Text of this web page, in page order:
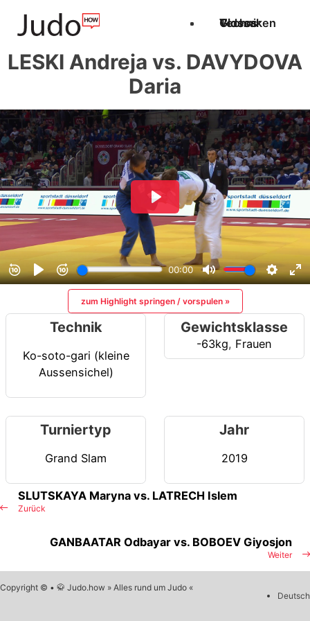
Techniken
Videos
Glossar
LESKI Andreja vs. DAVYDOVA
Daria
zum Highlight springen / vorspulen »
Technik
Ko-soto-gari (kleine
Aussensichel)
Gewichtsklasse
-63kg, Frauen
Turniertyp
Grand Slam
Jahr
2019
Zurück
SLUTSKAYA Maryna vs. LATRECH Islem
Weiter
GANBAATAR Odbayar vs. BOBOEV Giyosjon
Copyright © • 🥋 Judo.how » Alles rund um Judo «
Deutsch